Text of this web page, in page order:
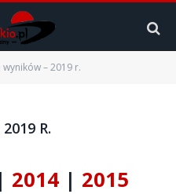
– 2019 r.
R.
| 2014| 2015